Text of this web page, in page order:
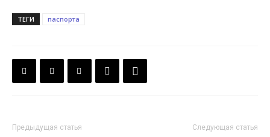
ТЕГИ паспорта
Предыдущая статья Следующая статья